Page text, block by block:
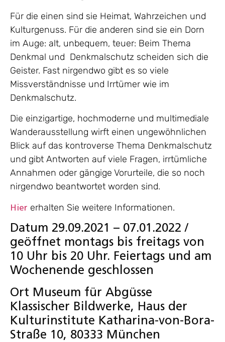
Für die einen sind sie Heimat, Wahrzeichen und
Kulturgenuss. Für die anderen sind sie ein Dorn
im Auge: alt, unbequem, teuer: Beim Thema
Denkmal und Denkmalschutz scheiden sich die
Geister. Fast nirgendwo gibt es so viele
Missverständnisse und Irrtümer wie im
Denkmalschutz.
Die einzigartige, hochmoderne und multimediale
Wanderausstellung wirft einen ungewöhnlichen
Blick auf das kontroverse Thema Denkmalschutz
und gibt Antworten auf viele Fragen, irrtümliche
Annahmen oder gängige Vorurteile, die so noch
nirgendwo beantwortet worden sind.
Hier erhalten Sie weitere Informationen.
Datum 29.09.2021 – 07.01.2022 /
geöffnet montags bis freitags von
10 Uhr bis 20 Uhr. Feiertags und am
Wochenende geschlossen
Ort Museum für Abgüsse
Klassischer Bildwerke, Haus der
Kulturinstitute Katharina-von-Bora-
Straße 10, 80333 München